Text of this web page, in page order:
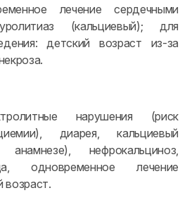
лечение сердечными
(кальциевый); для
детский возраст из-за
нарушения (риск
диарея, кальциевый
нефрокальциноз,
одновременное лечение
возраст.